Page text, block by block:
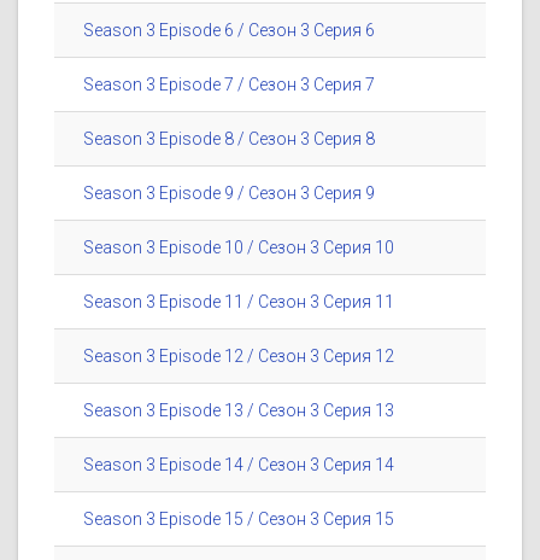
Season 3 Episode 6 / Сезон 3 Серия 6
Season 3 Episode 7 / Сезон 3 Серия 7
Season 3 Episode 8 / Сезон 3 Серия 8
Season 3 Episode 9 / Сезон 3 Серия 9
Season 3 Episode 10 / Сезон 3 Серия 10
Season 3 Episode 11 / Сезон 3 Серия 11
Season 3 Episode 12 / Сезон 3 Серия 12
Season 3 Episode 13 / Сезон 3 Серия 13
Season 3 Episode 14 / Сезон 3 Серия 14
Season 3 Episode 15 / Сезон 3 Серия 15